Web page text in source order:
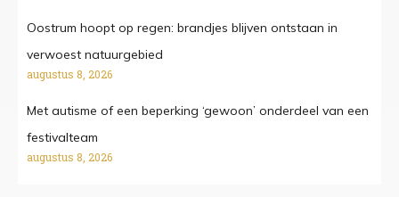
Oostrum hoopt op regen: brandjes blijven ontstaan in
verwoest natuurgebied
augustus 8, 2026
Met autisme of een beperking ‘gewoon’ onderdeel van een
festivalteam
augustus 8, 2026